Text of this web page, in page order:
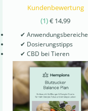
Kundenbewertung
(1)€ 14,99
✔ Anwendungsbereiche
✔ Dosierungstipps
✔ CBD bei Tieren